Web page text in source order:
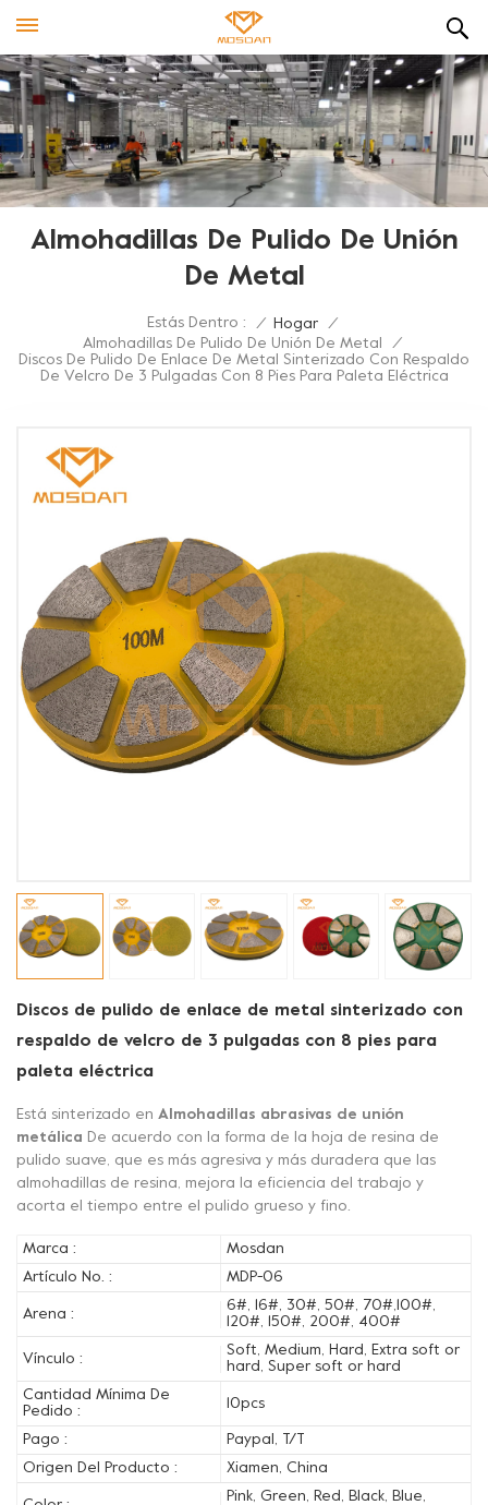
Almohadillas De Pulido De Unión
De Metal
Estás Dentro : / Hogar
/
Almohadillas De Pulido De Unión De Metal
/
Discos De Pulido De Enlace De Metal Sinterizado Con Respaldo
De Velcro De 3 Pulgadas Con 8 Pies Para Paleta Eléctrica
Discos de pulido de enlace de metal sinterizado con
respaldo de velcro de 3 pulgadas con 8 pies para
paleta eléctrica
Está sinterizado en Almohadillas abrasivas de unión
metálica De acuerdo con la forma de la hoja de resina de
pulido suave, que es más agresiva y más duradera que las
almohadillas de resina, mejora la eficiencia del trabajo y
acorta el tiempo entre el pulido grueso y fino.
Marca :
Mosdan
Artículo No. :
MDP-06
Arena :
6#, 16#, 30#, 50#, 70#,100#,
120#, 150#, 200#, 400#
Vínculo :
Soft, Medium, Hard, Extra soft or
hard, Super soft or hard
Cantidad Mínima De
Pedido :
10pcs
Pago :
Paypal, T/T
Origen Del Producto :
Xiamen, China
Pink, Green, Red, Black, Blue,